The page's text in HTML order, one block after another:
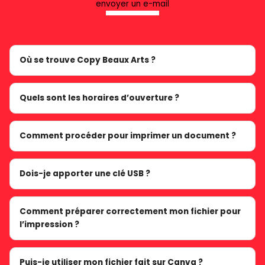
envoyer un e-mail
Où se trouve Copy Beaux Arts ?
Quels sont les horaires d’ouverture ?
Comment procéder pour imprimer un document ?
Dois-je apporter une clé USB ?
Comment préparer correctement mon fichier pour
l’impression ?
Puis-je utiliser mon fichier fait sur Canva ?